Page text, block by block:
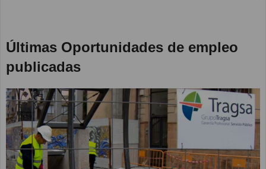
Últimas Oportunidades de empleo
publicadas